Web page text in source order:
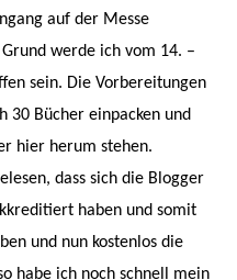
auf der Messe
werde ich vom 14. –
sein. Die Vorbereitungen
30 Bücher einpacken und
hier herum stehen.
dass sich die Blogger
haben und somit
und nun kostenlos die
habe ich noch schnell mein